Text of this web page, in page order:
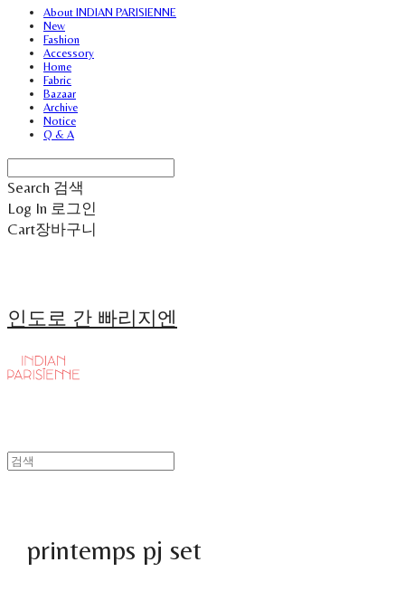
About INDIAN PARISIENNE
New
Fashion
Accessory
Home
Fabric
Bazaar
Archive
Notice
Q & A
Search 검색
Log In 로그인
Cart장바구니
인도로 간 빠리지엔
printemps pj set